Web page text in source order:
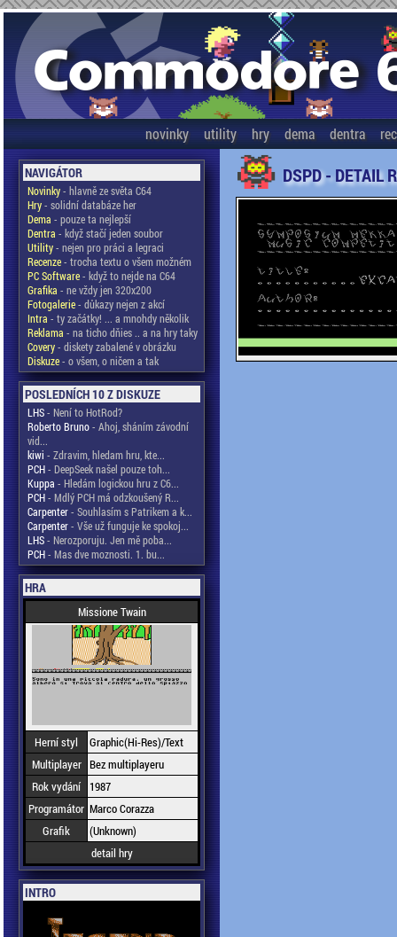
novinky utility hry dema dentra
NAVIGÁTOR
Novinky- hlavně ze světa C64
Hry- solidní databáze her
Dema - pouze ta nejlepší
Dentra - když stačí jeden soubor
Utility- nejen pro práci a legraci
Recenze- trocha textu o všem možném
PC Software- když to nejde na C64
Grafika - ne vždy jen 320x200
Fotogalerie- důkazy nejen z akcí
Intra - ty začátky! ... a mnohdy několik
Reklama - na ticho dňies .. a na hry taky
Covery- diskety zabalené v obrázku
Diskuze- o všem, o ničem a tak
POSLEDNÍCH 10 Z DISKUZE
LHS- Není to HotRod?
Roberto Bruno- Ahoj, sháním závodní
vid...
kiwi - Zdravim, hledam hru, kte...
PCH- DeepSeek našel pouze toh...
Kuppa - Hledám logickou hru z C6...
PCH- Mdlý PCH má odzkoušený R...
Carpenter- Souhlasím s Patrikem a k...
Carpenter- Vše už funguje ke spokoj...
LHS- Nerozporuju. Jen mě poba...
PCH- Mas dve moznosti. 1. bu...
HRA
Missione Twain
Herní styl
Graphic(Hi-Res)/Text
Multiplayer Bez multiplayeru
Rok vydání
1987
Programátor Marco Corazza
Grafik
(Unknown)
detail hry
INTRO
DSPD - DETAIL